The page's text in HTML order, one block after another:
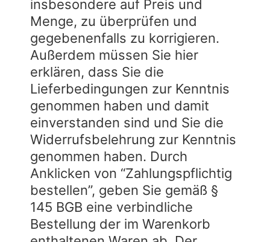
insbesondere auf Preis und
Menge, zu überprüfen und
gegebenenfalls zu korrigieren.
Außerdem müssen Sie hier
erklären, dass Sie die
Lieferbedingungen zur Kenntnis
genommen haben und damit
einverstanden sind und Sie die
Widerrufsbelehrung zur Kenntnis
genommen haben. Durch
Anklicken von “Zahlungspflichtig
bestellen”, geben Sie gemäß §
145 BGB eine verbindliche
Bestellung der im Warenkorb